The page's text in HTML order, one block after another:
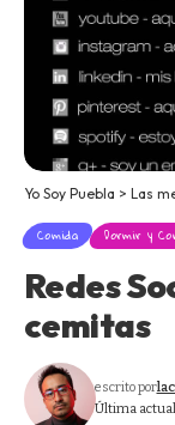
Yo Soy Puebla > Las
Comida Dormir y
Redes
cemitas
Última
escrito por